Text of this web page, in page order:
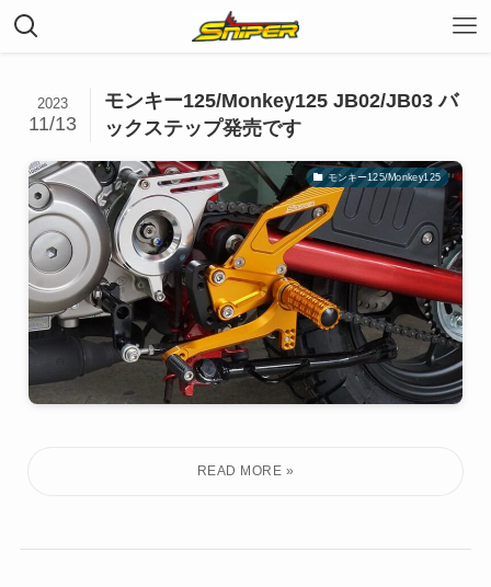
モンキー125/Monkey125 JB02/JB03 バ
ックステップ発売です
2023
11/13
モンキー125/Monkey125